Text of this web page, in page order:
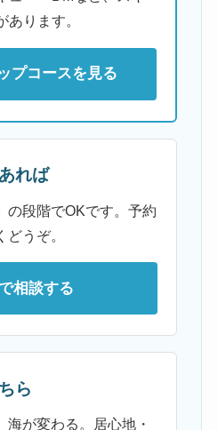
あります。
プコースを見る
れば
の段階でOKです。予約
うぞ。
相談する
ら
海が変わる。居心地・